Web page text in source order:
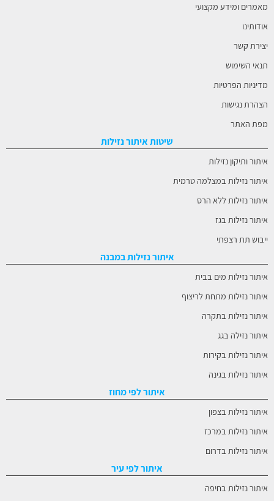
מאמרים ומידע מקצועי
אודותינו
יצירת קשר
תנאי השימוש
מדיניות הפרטיות
הצהרת נגישות
מפת האתר
שיטות איתור נזילות
איתור ותיקון נזילות
איתור נזילות במצלמה טרמית
איתור נזילות ללא הרס
איתור נזילות בגז
ייבוש תת רצפתי
איתור נזילות במבנה
איתור נזילות מים בבית
איתור נזילות מתחת לריצוף
איתור נזילות בתקרה
איתור נזילה בגג
איתור נזילות בקירות
איתור נזילות בגינה
איתור לפי מחוז
איתור נזילות בצפון
איתור נזילות במרכז
איתור נזילות בדרום
איתור לפי עיר
איתור נזילות בחיפה